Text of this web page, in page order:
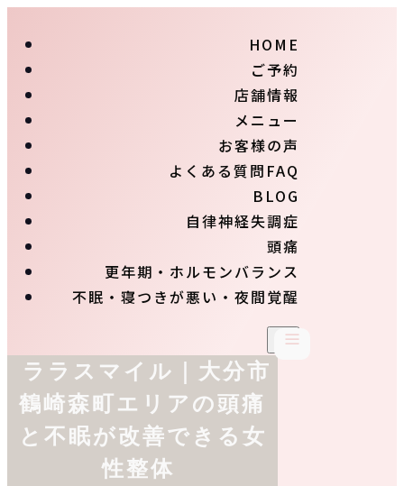
HOME
ご予約
店舗情報
メニュー
お客様の声
よくある質問FAQ
BLOG
自律神経失調症
頭痛
更年期・ホルモンバランス
不眠・寝つきが悪い・夜間覚醒
ララスマイル｜大分市
鶴崎森町エリアの頭痛
と不眠が改善できる女
性整体